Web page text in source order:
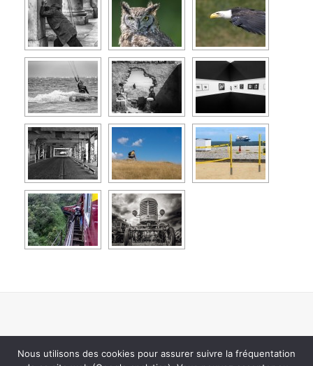
Nous utilisons des cookies pour assurer suivre la fréquentation